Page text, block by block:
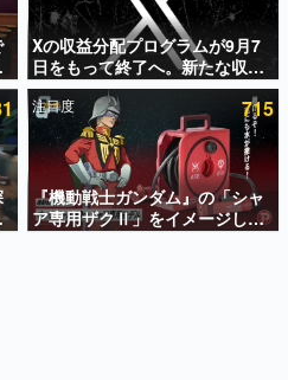
上！ ページビュー数万以上！ などな
まれた、電ファミ渾身の“殿堂入り”記
Xの収益分配プログラムが9月7
日をもって終了へ。新たな収益
化制度「Original Content
Rewards Program」を発表
注目度 715
『機動戦士ガンダム』の「シャ
ア専用ザクⅡ」をイメージした
散水ホースリールが予約開始。